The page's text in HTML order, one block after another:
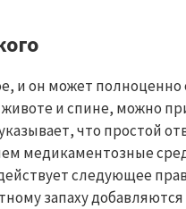
и он может
и спине, можно
что простой
медикаментозные
следующее
запаху